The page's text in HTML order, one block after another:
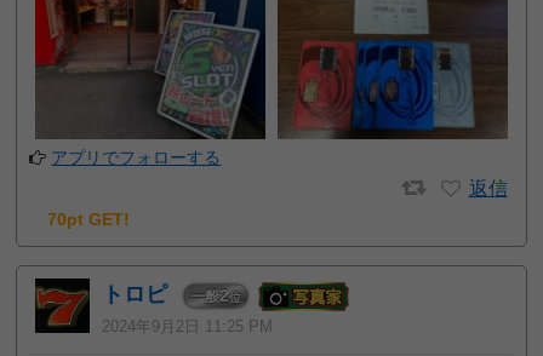
アプリでフォローする
返信
70pt GET!
トロピ 一般2位
2024年9月2日 11:25 PM